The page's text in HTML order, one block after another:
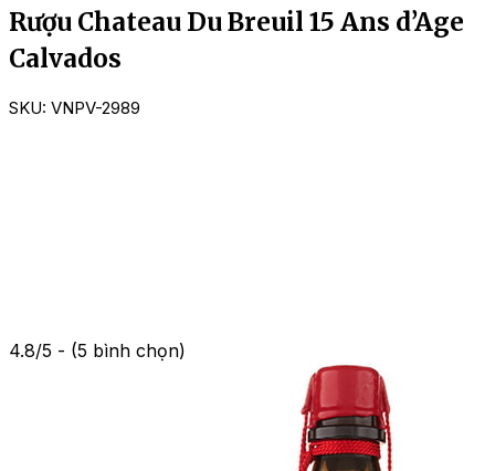
Rượu Chateau Du Breuil 15 Ans d’Age
Calvados
SKU: VNPV-2989
4.8/5 - (5 bình chọn)